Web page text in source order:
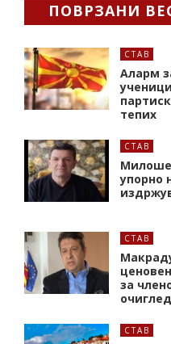
ПОВРЗАНИ
СТАВ
Аларм
тепих
СТАВ
упорно
СТАВ
за
СТАВ